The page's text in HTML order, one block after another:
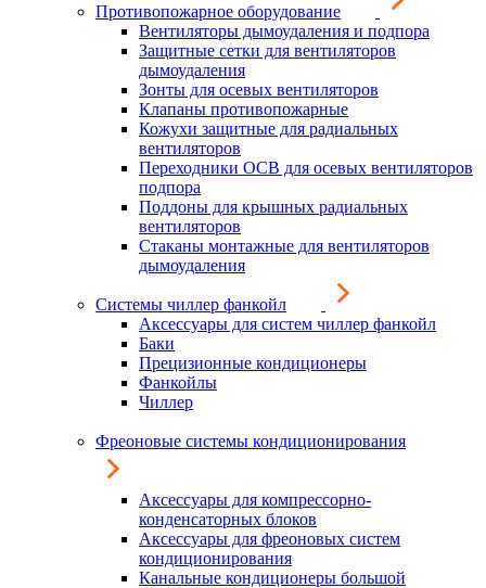
Противопожарное оборудование
Вентиляторы дымоудаления и подпора
Защитные сетки для вентиляторов
дымоудаления
Зонты для осевых вентиляторов
Клапаны противопожарные
Кожухи защитные для радиальных
вентиляторов
Переходники ОСВ для осевых вентиляторов
подпора
Поддоны для крышных радиальных
вентиляторов
Стаканы монтажные для вентиляторов
дымоудаления
Системы чиллер фанкойл
Аксессуары для систем чиллер фанкойл
Баки
Прецизионные кондиционеры
Фанкойлы
Чиллер
Фреоновые системы кондиционирования
Аксессуары для компрессорно-
конденсаторных блоков
Аксессуары для фреоновых систем
кондиционирования
Канальные кондиционеры большой